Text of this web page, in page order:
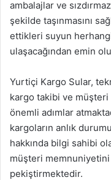
ambalajlar ve
şekilde taşınmasını
ettikleri suyun
ulaşacağından emin
Yurtiçi Kargo Sular,
kargo takibi ve
önemli adımlar
kargoların anlık
hakkında bilgi sahibi
müşteri
pekiştirmektedir.